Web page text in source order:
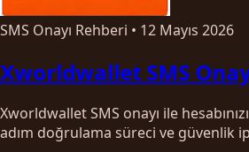
SMS Onayı Rehberi • 12 Mayıs 2026
Xworldwallet SMS
Xworldwallet SMS onayı ile
adım doğrulama süreci ve güvenlik